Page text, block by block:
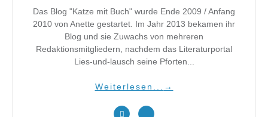
Das Blog "Katze mit Buch" wurde Ende 2009 / Anfang
2010 von Anette gestartet. Im Jahr 2013 bekamen ihr
Blog und sie Zuwachs von mehreren
Redaktionsmitgliedern, nachdem das Literaturportal
Lies-und-lausch seine Pforten...
Weiterlesen... →